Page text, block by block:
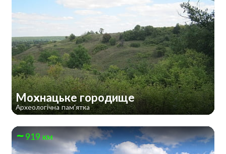
Мохнацьке городище
Археологічна пам'ятка
919 км